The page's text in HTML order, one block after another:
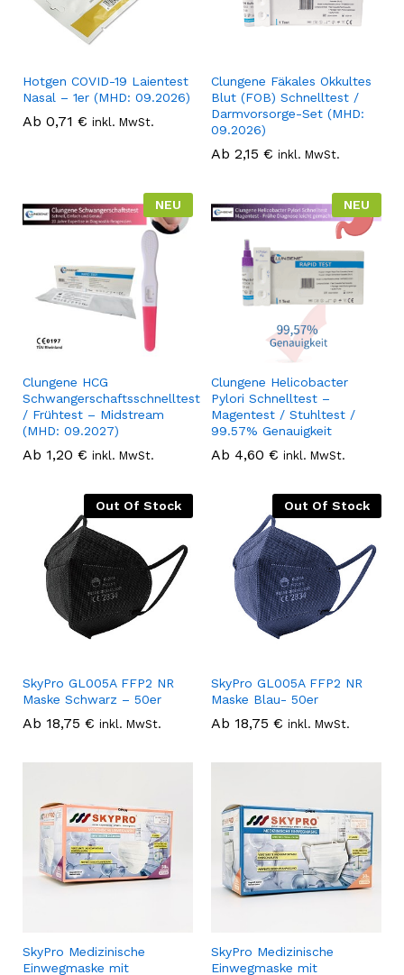
Hotgen COVID-19 Laientest
Nasal – 1er (MHD: 09.2026)
Ab 0,71 € inkl. MwSt.
Clungene Fäkales Okkultes
Blut (FOB) Schnelltest /
Darmvorsorge-Set (MHD:
09.2026)
Ab 2,15 € inkl. MwSt.
NEU
Clungene HCG
Schwangerschaftsschnelltest
/ Frühtest – Midstream
(MHD: 09.2027)
Ab 1,20 € inkl. MwSt.
NEU
Clungene Helicobacter
Pylori Schnelltest –
Magentest / Stuhltest /
99.57% Genauigkeit
Ab 4,60 € inkl. MwSt.
Out Of Stock
SkyPro GL005A FFP2 NR
Maske Schwarz – 50er
Ab 18,75 € inkl. MwSt.
Out Of Stock
SkyPro GL005A FFP2 NR
Maske Blau- 50er
Ab 18,75 € inkl. MwSt.
SkyPro Medizinische
Einwegmaske mit
SkyPro Medizinische
Einwegmaske mit